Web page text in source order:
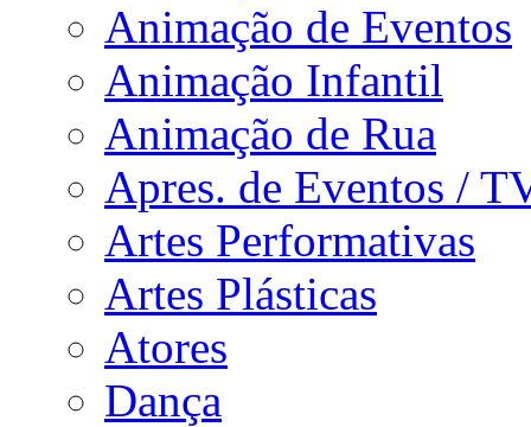
Animação de Eventos
Animação Infantil
Animação de Rua
Apres. de Eventos /
Artes Performativas
Artes Plásticas
Atores
Dança